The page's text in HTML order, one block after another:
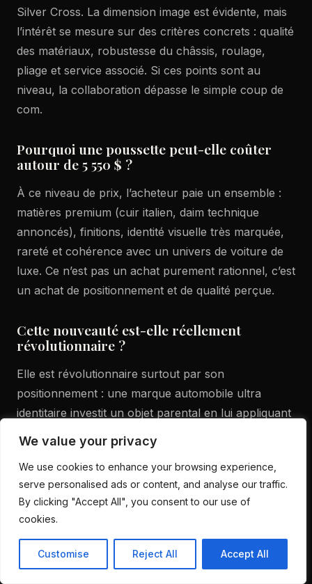
We value your privacy
We use cookies to enhance your browsing experience,
serve personalised ads or content, and analyse our traffic.
By clicking "Accept All", you consent to our use of
cookies.
Customise Reject All Accept All
Silver Cross. La dimension image est évidente, mais
l’intérêt se mesure sur des critères concrets : qualité
des matériaux, robustesse du châssis, roulage,
pliage et service associé. Si ces points sont au
niveau, la collaboration dépasse le simple coup de
com.
Pourquoi une poussette peut-elle coûter
autour de 5 550 $ ?
À ce niveau de prix, l’acheteur paie un ensemble :
matières premium (cuir italien, daim technique
annoncés), finitions, identité visuelle très marquée,
rareté et cohérence avec un univers de voiture de
luxe. Ce n’est pas un achat purement rationnel, c’est
un achat de positionnement et de qualité perçue.
Cette nouveauté est-elle réellement
révolutionnaire ?
Elle est révolutionnaire surtout par son
positionnement : une marque automobile ultra
identitaire investit un objet parental en lui appliquant
l’automobile premium. La révolution n’est pas une
technologie inédite, mais une façon de déplacer la
désirabilité et la rareté dans un autre marché.
poussette aussi exclusive ?
Les points décisifs sont l’usage réel : stabilité, qualité